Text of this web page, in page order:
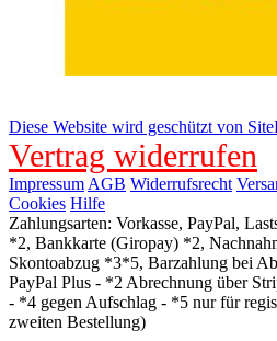
Diese Website wird geschützt von
Vertrag widerrufen
Impressum AGB Widerrufsrecht
Cookies Hilfe
Zahlungsarten: Vorkasse, PayPal,
*2, Bankkarte (Giropay) *2,
Skontoabzug *3*5, Barzahlung bei
PayPal Plus - *2 Abrechnung über
- *4 gegen Aufschlag - *5 nur für
zweiten Bestellung)